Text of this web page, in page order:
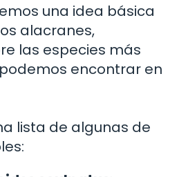
una idea básica
alacranes,
las especies más
encontrar en
lista de algunas de